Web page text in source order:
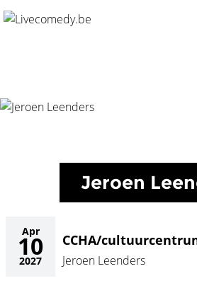
Home/Agenda/
Jeroen
Apr
10
2027
CCHA/
Jeroen Leenders